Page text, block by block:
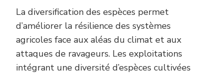
La diversification des espèces permet
d’améliorer la résilience des systèmes
agricoles face aux aléas du climat et aux
attaques de ravageurs. Les exploitations
intégrant une diversité d’espèces cultivées